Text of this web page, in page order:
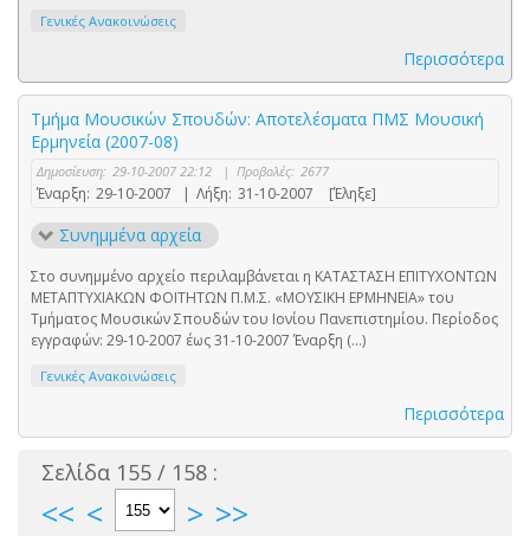
Γενικές Ανακοινώσεις
Περισσότερα
Τμήμα Μουσικών Σπουδών: Αποτελέσματα ΠΜΣ Μουσική
Ερμηνεία (2007-08)
Δημοσίευση: 29-10-2007 22:12 | Προβολές: 2677
Έναρξη: 29-10-2007 | Λήξη: 31-10-2007 [Έληξε]
Συνημμένα αρχεία
Στο συνημμένο αρχείο περιλαμβάνεται η ΚΑΤΑΣΤΑΣΗ ΕΠΙΤΥΧΟΝΤΩΝ
ΜΕΤΑΠΤΥΧΙΑΚΩΝ ΦΟΙΤΗΤΩΝ Π.Μ.Σ. «ΜΟΥΣΙΚΗ ΕΡΜΗΝΕΙΑ» του
Τμήματος Μουσικών Σπουδών του Ιονίου Πανεπιστημίου. Περίοδος
εγγραφών: 29-10-2007 έως 31-10-2007 Έναρξη (...)
Γενικές Ανακοινώσεις
Περισσότερα
Σελίδα 155 / 158 :
<< < > >>